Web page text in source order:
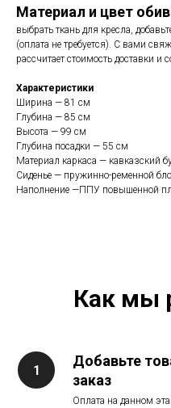
Материал и цвет
выбрать ткань для кресла,
(оплата не требуется). С вами
рассчитает стоимость доставки и
Характеристики
Ширина — 81 см
Глубина — 85 см
Высота — 99 см
Глубина посадки — 55 см
Материал каркаса — кавказский
Сиденье — пружинно-ременной
Наполнение —ППУ повышенной
Как мы
Добавьте
заказ
Оплата на данном